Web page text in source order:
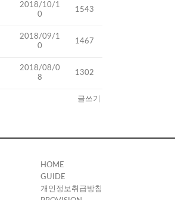
2018/10/1
0
1543
2018/09/1
0
1467
2018/08/0
8
1302
글쓰기
HOME
GUIDE
개인정보취급방침